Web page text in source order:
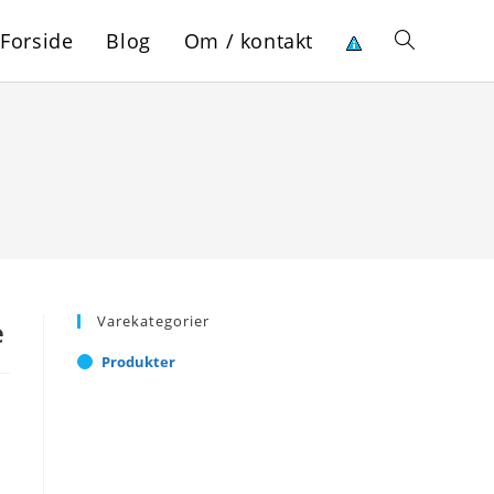
Forside Blog Om / kontakt Toggle
Varekategorier
Produkter